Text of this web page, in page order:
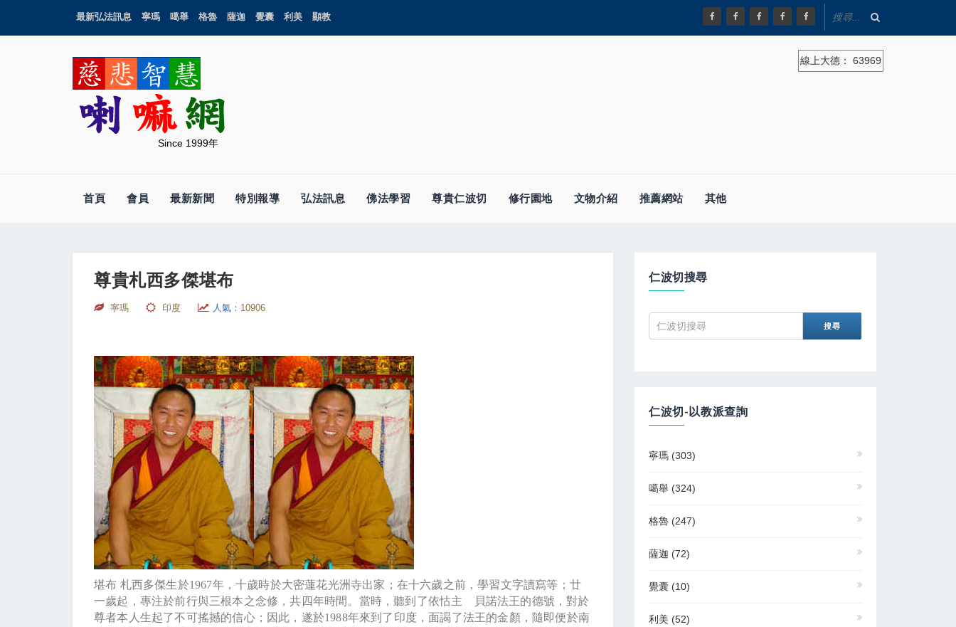
最新弘法訊息 寧瑪 噶舉 格魯 薩迦 覺囊 利美 顯教
Since 1999年
線上大德： 63969
首頁 會員 最新新聞 特別報導 弘法訊息 佛法學習 尊貴仁波切 修行園地 文物介紹 推薦網站 其他
尊貴札西多傑堪布
寧瑪 印度 人氣： 10906
堪布 札西多傑生於1967年，十歲時於大密蓮花光洲寺出家；在十六歲之前，學習文字讀寫等；廿
一歲起，專注於前行與三根本之念修，共四年時間。當時，聽到了依怙主 貝諾法王的德號，對於
尊者本人生起了不可搖撼的信心；因此，遂於1988年來到了印度，面謁了法王的金顏，隨即便於南
仁波切搜尋
仁波切-以教派查詢
寧瑪 (303)
噶舉 (324)
格魯 (247)
薩迦 (72)
覺囊 (10)
利美 (52)